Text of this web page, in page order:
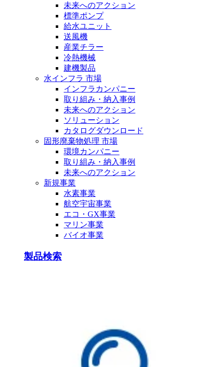
未来へのアクション
標準ポンプ
給水ユニット
送風機
産業チラー
冷熱機械
建機製品
水インフラ 市場
インフラカンパニー
取り組み・納入事例
未来へのアクション
ソリューション
カタログダウンロード
固形廃棄物処理 市場
環境カンパニー
取り組み・納入事例
未来へのアクション
新規事業
水素事業
航空宇宙事業
エコ・GX事業
マリン事業
バイオ事業
製品検索